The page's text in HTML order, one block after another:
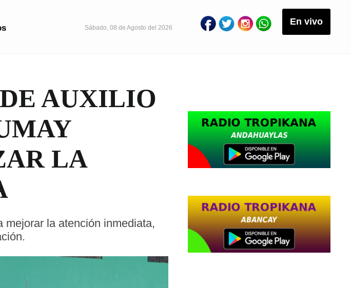
En vivo
Sábado, 08 de Agosto del 2026
AUXILIO
LA
la atención inmediata,